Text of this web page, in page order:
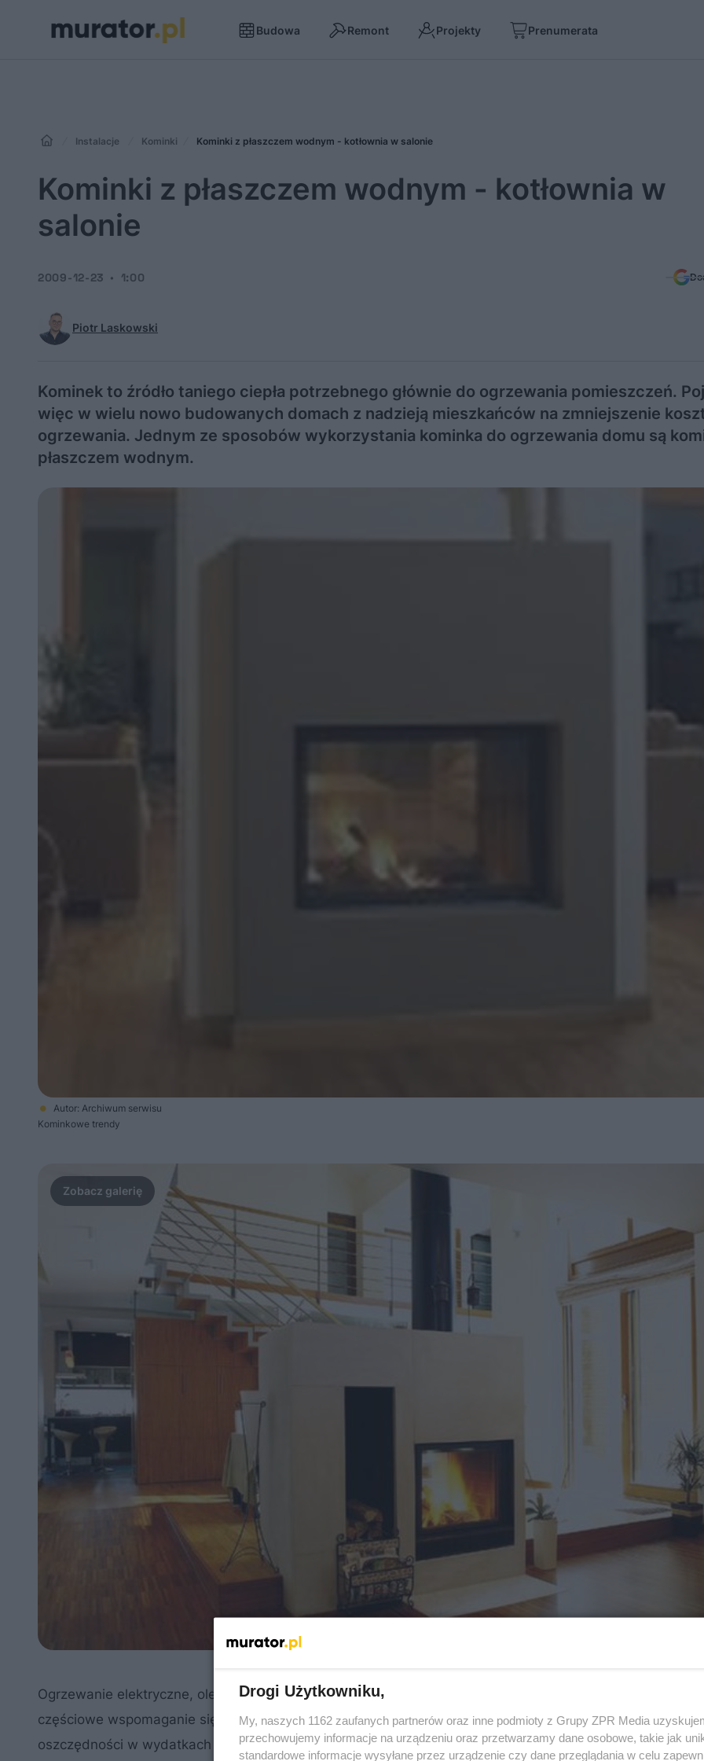
Budowa Remont Projekty Prenumerata
Instalacje Kominki Kominki z płaszczem wodnym - kotłownia w salonie
Kominki z płaszczem wodnym - kotłownia w
salonie
Piotr Laskowski
2009-12-23 1:00
Kominek to źródło taniego ciepła potrzebnego głównie do ogrzewania pomieszczeń.
więc w wielu nowo budowanych domach z nadzieją mieszkańców na zmniejszenie
ogrzewania. Jednym ze sposobów wykorzystania kominka do ogrzewania domu są
płaszczem wodnym.
Autor: Archiwum serwisu
Kominkowe trendy
Ogrzewanie elektryczne, olejowe czy gazowe jest tak drogie, że większość budujących zakłada
częściowe wspomaganie się paleniem drewna w kominku. Po zastosowaniu ogrzewania kominkowego
oszczędności w wydatkach na paliwo można liczyć w tysiącach złotych rocznie, nawet jeśli kominek
Drogi Użytkowniku,
My, naszych 1162 zaufanych partnerów oraz inne podmioty z Grupy ZPR Media
przechowujemy informacje na urządzeniu oraz przetwarzamy dane osobowe, takie jak
standardowe informacje wysyłane przez urządzenie czy dane przeglądania w celu